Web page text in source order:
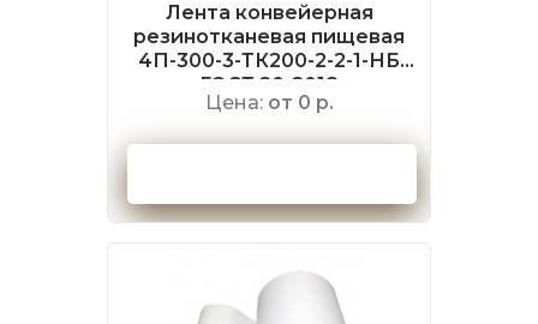
Лента конвейерная
резинотканевая пищевая
4П-300-3-ТК200-2-2-1-НБ
ГОСТ 20-2018
Цена: от 0 р.